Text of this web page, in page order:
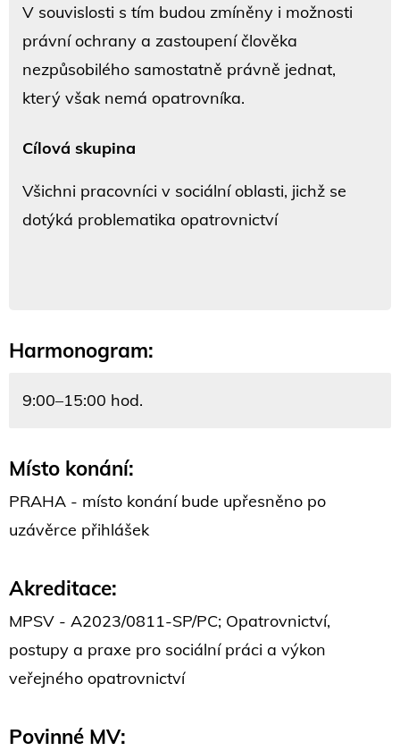
V souvislosti s tím budou zmíněny i možnosti
právní ochrany a zastoupení člověka
nezpůsobilého samostatně právně jednat,
který však nemá opatrovníka.
Cílová skupina
Všichni pracovníci v sociální oblasti, jichž se
dotýká problematika opatrovnictví
Harmonogram:
9:00–15:00 hod.
Místo konání:
PRAHA - místo konání bude upřesněno po
uzávěrce přihlášek
Akreditace:
MPSV - A2023/0811-SP/PC; Opatrovnictví,
postupy a praxe pro sociální práci a výkon
veřejného opatrovnictví
Povinné MV: